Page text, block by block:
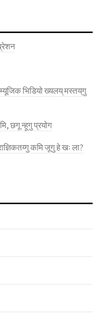
म्यूजिक भिडियाे ख्यलय् मस्तय्‌गु
छगू न्हूगु प्रयाेग
कमि जूगु हे खः ला?